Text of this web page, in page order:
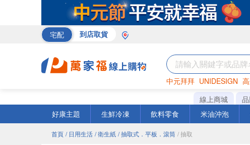
宅配 到店取貨
中元拜拜 UNIDESIGN
罐頭 咖啡 海苔
線上商城
好康主題
生鮮冷凍 飲料零食 米油沖泡
首頁 / 日用生活 / 衛生紙 / 抽取式．平板．滾筒 / 抽取